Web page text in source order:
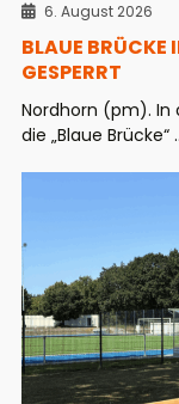
6. August 2026
BLAUE BRÜCKE
GESPERRT
Nordhorn (pm). In
die „Blaue Brücke“